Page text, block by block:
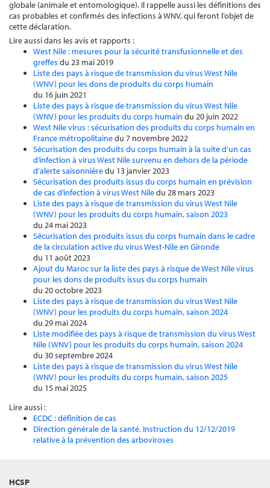
globale (animale et entomologique). Il rappelle aussi les définitions des
cas probables et confirmés des infections à WNV, qui feront l’objet de
cette déclaration.
Lire aussi dans les avis et rapports :
West Nile : mesures pour la sécurité transfusionnelle et des
greffes du 23 mai 2019
Liste des pays à risque de transmission du virus West Nile
(WNV) pour les dons de produits du corps humain
du 16 juin 2021
Liste des pays à risque de transmission du virus West Nile
(WNV) pour les produits du corps humain du 20 juin 2022
West Nile virus : sécurisation des produits du corps humain en
France métropolitainedu 7 novembre 2022
Sécurisation des produits du corps humain à la suite d’un cas
d’infection à virus West Nile survenu en dehors de la période
d’alerte saisonnièredu 13 janvier 2023
Sécurisation des produits issus du corps humain en prévision
de cas d’infection à virus West Niledu 28 mars 2023
Liste des pays à risque de transmission du virus West Nile
(WNV) pour les produits du corps humain, saison 2023
du 24 mai 2023
Sécurisation des produits issus du corps humain dans le cadre
de la circulation active du virus West-Nile en Gironde
du 11 août 2023
Ajout du Maroc sur la liste des pays à risque de West Nile virus
pour les dons de produits issus du corps humain
du 20 octobre 2023
Liste des pays à risque de transmission du virus West Nile
(WNV) pour les produits du corps humain, saison 2024
du 29 mai 2024
Liste modifiée des pays à risque de transmission du virus West
Nile (WNV) pour les produits du corps humain, saison 2024
du 30 septembre 2024
Liste des pays à risque de transmission du virus West Nile
(WNV) pour les produits du corps humain, saison 2025
du 15 mai 2025
Lire aussi :
ECDC : définition de cas
Direction générale de la santé. Instruction du 12/12/2019
relative à la prévention des arboviroses
HCSP